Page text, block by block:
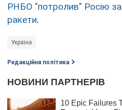
РНБО "потролив" Росію
ракети.
Україна
Редакційна політика